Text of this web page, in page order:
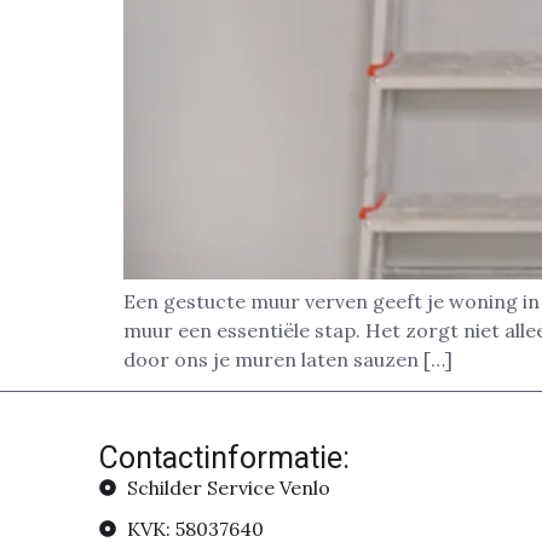
Een gestucte muur verven geeft je woning
muur een essentiële stap. Het zorgt niet
door ons je muren laten sauzen […]
Contactinformatie:
Schilder Service Venlo
KVK: 58037640